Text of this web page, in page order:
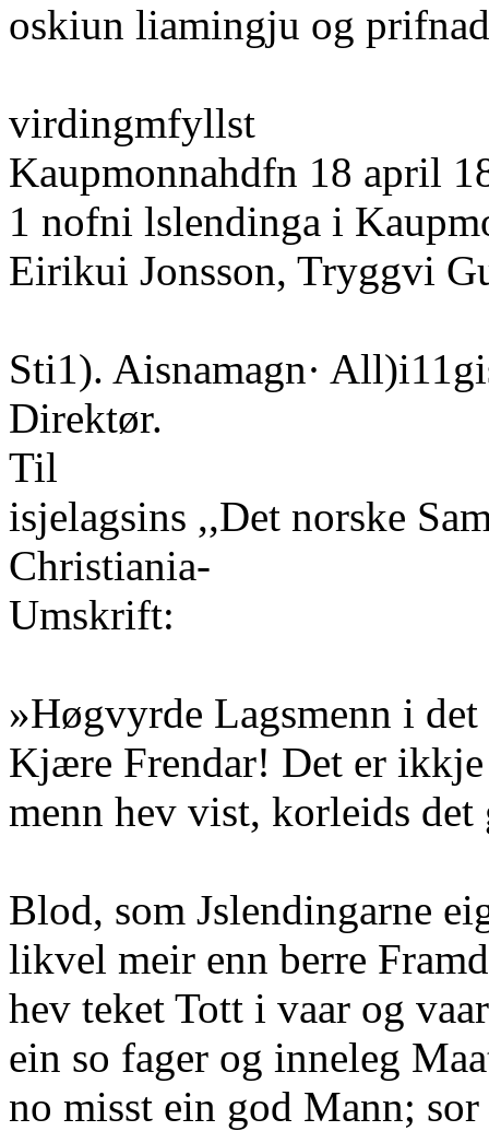
oskiun liamingju og
virdingmfyllst
Kaupmonnahdfn 18 april
1 nofni lslendinga i
Eirikui Jonsson, Tryggvi
Sti1). Aisnamagn·
Direktør.
Til
isjelagsins ,,Det norske
Christiania-
Umskrift:
»Høgvyrde Lagsmenn i
Kjære Frendar! Det er
menn hev vist, korleids
Blod, som Jslendingarne
likvel meir enn berre
hev teket Tott i vaar og
ein so fager og inneleg
no misst ein god Mann;